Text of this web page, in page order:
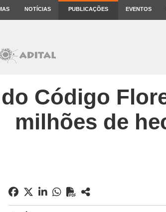
NOTÍCIAS PUBLICAÇÕES EVENTOS
Código
milhões de